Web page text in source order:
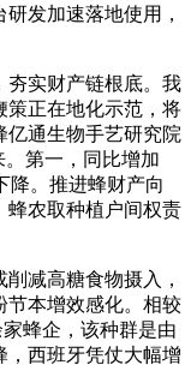
发加速落地使用，
实财产链根底。我
策正在地化示范，将
亿通生物手艺研究院
第一，同比增加
降。推进蜂财产向
蜂农取种植户间权责
减高糖食物摄入，
节本增效感化。相较
蜂企，该种群是由
，西班牙凭仗大幅增